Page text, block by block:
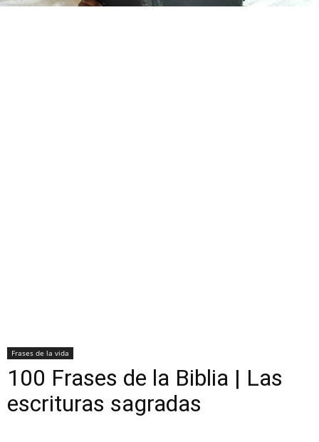
Frases de la vida
100 Frases de la Biblia | Las
escrituras sagradas